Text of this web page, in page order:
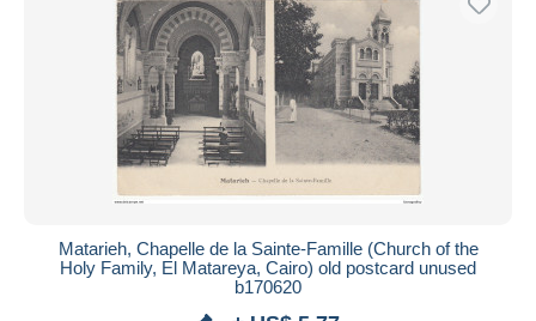
Matarieh, Chapelle de la Sainte-Famille (Church of the
Holy Family, El Matareya, Cairo) old postcard unused
b170620